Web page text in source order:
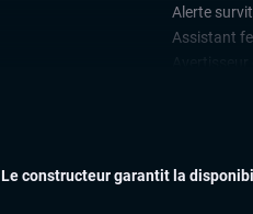
Alerte
Assistant
Détections
Le constructeur garantit la